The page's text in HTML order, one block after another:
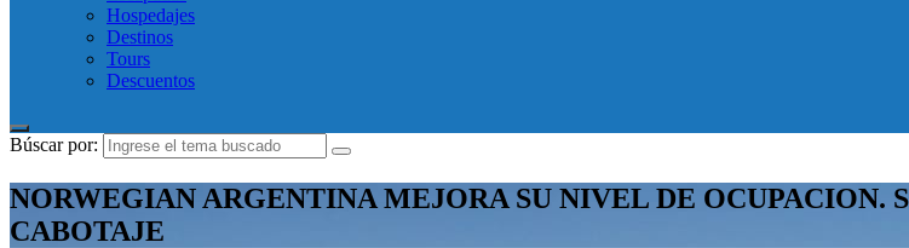
Hospedajes
Destinos
Tours
Descuentos
Búscar por:
NORWEGIAN ARGENTINA MEJORA SU NIVEL DE OCUPACION.
CABOTAJE